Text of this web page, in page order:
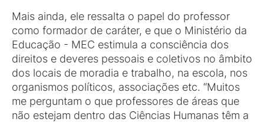
Mais ainda, ele ressalta o papel do professor
como formador de caráter, e que o Ministério da
Educação - MEC estimula a consciência dos
direitos e deveres pessoais e coletivos no âmbito
dos locais de moradia e trabalho, na escola, nos
organismos políticos, associações etc. “Muitos
me perguntam o que professores de áreas que
não estejam dentro das Ciências Humanas têm a